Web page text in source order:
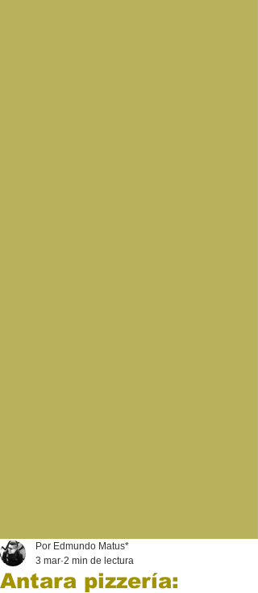
Antara pizzería:
Por Edmundo Matus*
3 mar 2 min de lectura